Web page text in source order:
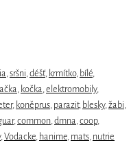
,sršni,déšť, krmítko, bílé,
, kočka,elektromobily,
, koněprus, parazit, blesky,žabi,
,common,dmna,coop,
,Vodacke, hanime, mats, nutrie